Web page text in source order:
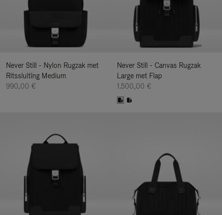
Never Still - Nylon Rugzak met
Ritssluiting Medium
990,00 €
Never Still - Canvas Rugzak
Large met Flap
1.500,00 €